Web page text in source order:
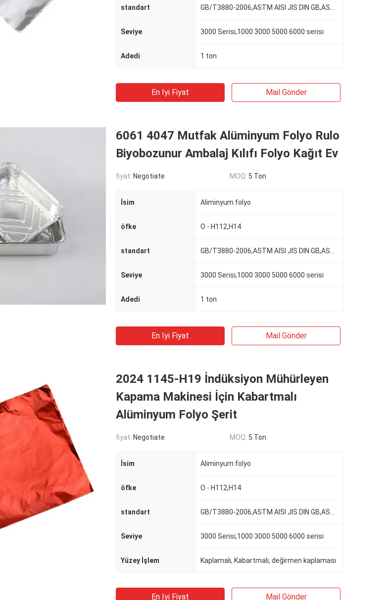
standart
Seviye 3000 Serisi,1000 3000 5000 6000 serisi
Adedi 1 ton
En Iyi Fiyat Mail Gönder
6061 4047 Mutfak Alüminyum Folyo Rulo
Biyobozunur Ambalaj Kılıfı Folyo Kağıt Ev
fiyat: Negotiate MOQ: 5 Ton
İsim Aliminyum folyo
öfke O - H112,H14
standart
Seviye 3000 Serisi,1000 3000 5000 6000 serisi
Adedi 1 ton
En Iyi Fiyat Mail Gönder
2024 1145-H19 İndüksiyon Mühürleyen
Kapama Makinesi İçin Kabartmalı
Alüminyum Folyo Şerit
fiyat: Negotiate MOQ: 5 Ton
İsim Aliminyum folyo
öfke O - H112,H14
standart
Seviye 3000 Serisi,1000 3000 5000 6000 serisi
Yüzey İşlem Kaplamalı, Kabartmalı, değirmen kaplaması
En Iyi Fiyat Mail Gönder